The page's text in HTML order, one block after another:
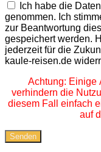
Ich habe die
genommen. Ich
zur Beantwortung
gespeichert werden.
jederzeit für die
kaule-reisen.de
Achtung: Einige
verhindern die
diesem Fall einfach
auf
Senden